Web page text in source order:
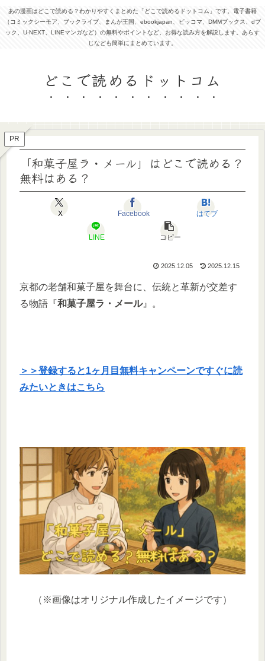
あの漫画はどこで読める？わかりやすくまとめた「どこで読めるドットコム」です。電子書籍
（コミックシーモア、ブックライブ、まんが王国、ebookjapan、ピッコマ、DMMブックス、dブ
ック、U-NEXT、LINEマンガなど）の無料やポイントなど、お得な読み方を解説します。あらす
じなども簡単にまとめています。
どこで読めるドットコム
PR
「和菓子屋ラ・メール」はどこで読める？
無料はある？
X Facebook はてブ
LINE コピー
2025.12.05 2025.12.15
京都の老舗和菓子屋を舞台に、伝統と革新が交差す
る物語『和菓子屋ラ・メール』。
＞＞登録すると1ヶ月目無料キャンペーンですぐに読
みたいときはこちら
（※画像はオリジナル作成したイメージです）